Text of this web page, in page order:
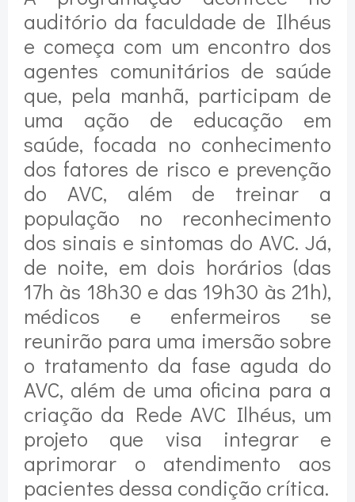
auditório da faculdade de Ilhéus
e começa com um encontro dos
agentes comunitários de saúde
que, pela manhã, participam de
uma ação de educação em
saúde, focada no conhecimento
dos fatores de risco e prevenção
do AVC, além de treinar a
população no reconhecimento
dos sinais e sintomas do AVC. Já,
de noite, em dois horários (das
17h às 18h30 e das 19h30 às 21h),
médicos e enfermeiros se
reunirão para uma imersão sobre
o tratamento da fase aguda do
AVC, além de uma oficina para a
criação da Rede AVC Ilhéus, um
projeto que visa integrar e
aprimorar o atendimento aos
pacientes dessa condição crítica.